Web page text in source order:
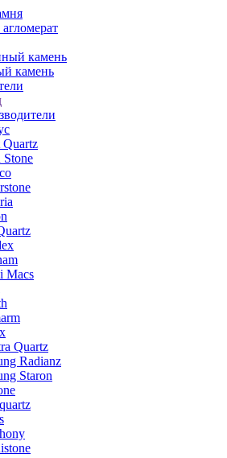
камень
камень
Quartz
Stone
Macs
Quartz
Radianz
Staron